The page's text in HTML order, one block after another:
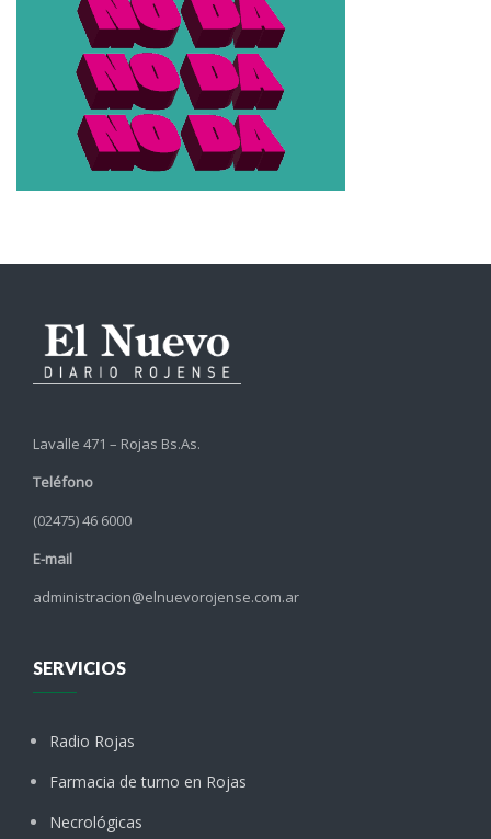
Lavalle 471 – Rojas Bs.As.
Teléfono
(02475) 46 6000
E-mail
administracion@elnuevorojense.com.ar
SERVICIOS
Radio Rojas
Farmacia de turno en Rojas
Necrológicas